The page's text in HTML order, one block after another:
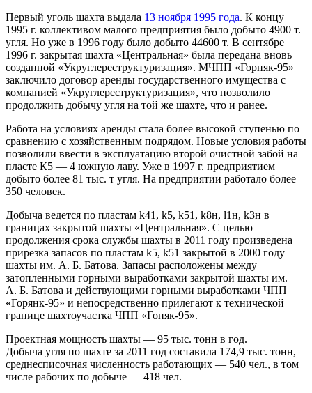
Первый уголь шахта выдала 13 ноября 1995 года. К концу
1995 г. коллективом малого предприятия было добыто 4900 т.
угля. Но уже в 1996 году было добыто 44600 т. В сентябре
1996 г. закрытая шахта «Центральная» была передана вновь
созданной «Укруглереструктуризация». МЧПП «Горняк-95»
заключило договор аренды государственного имущества с
компанией «Укруглереструктуризация», что позволило
продолжить добычу угля на той же шахте, что и ранее.
Работа на условиях аренды стала более высокой ступенью по
сравнению с хозяйственным подрядом. Новые условия работы
позволили ввести в эксплуатацию второй очистной забой на
пласте К5 — 4 южную лаву. Уже в 1997 г. предприятием
добыто более 81 тыс. т угля. На предприятии работало более
350 человек.
Добыча ведется по пластам k41, k5, k51, k8н, l1н, k3н в
границах закрытой шахты «Центральная». С целью
продолжения срока службы шахты в 2011 году произведена
прирезка запасов по пластам k5, k51 закрытой в 2000 году
шахты им. А. Б. Батова. Запасы расположены между
затопленными горными выработками закрытой шахты им.
А. Б. Батова и действующими горными выработками ЧПП
«Горянк-95» и непосредственно прилегают к технической
границе шахтоучастка ЧПП «Гоняк-95».
Проектная мощность шахты — 95 тыс. тонн в год.
Добыча угля по шахте за 2011 год составила 174,9 тыс. тонн,
среднесписочная численность работающих — 540 чел., в том
числе рабочих по добыче — 418 чел.